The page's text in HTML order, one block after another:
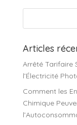
Articles
Arrêté Tarifaire
l’Électricité
Comment les
Chimique